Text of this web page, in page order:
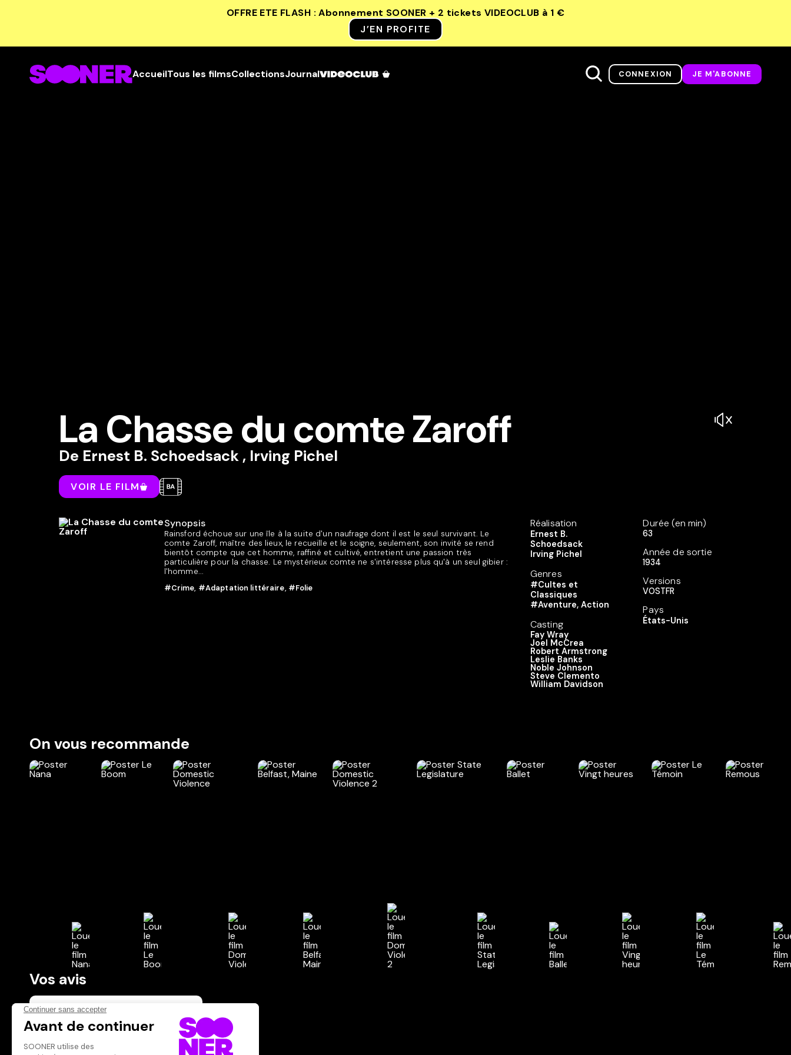
OFFRE ETE FLASH : Abonnement SOONER + 2 tickets VIDEOCLUB à 1 €
J’EN PROFITE
AccueilTous les filmsCollectionsJournal CONNEXION JE M'ABONNE
La Chasse du comte Zaroff
De Ernest B. Schoedsack , Irving Pichel
VOIR LE FILM
Synopsis
Rainsford échoue sur une île à la suite d'un naufrage dont il est le seul survivant. Le
comte Zaroff, maître des lieux, le recueille et le soigne, seulement, son invité se rend
bientôt compte que cet homme, raffiné et cultivé, entretient une passion très
particulière pour la chasse. Le mystérieux comte ne s'intéresse plus qu'à un seul gibier :
l'homme...
#Crime, #Adaptation littéraire, #Folie
Réalisation
Ernest B.
Schoedsack
Irving Pichel
Genres
#Cultes et
Classiques
#Aventure, Action
Casting
Fay Wray
Joel McCrea
Robert Armstrong
Leslie Banks
Noble Johnson
Steve Clemento
William Davidson
Durée (en min)
63
Année de sortie
1934
Versions
VOSTFR
Pays
États-Unis
On vous recommande
Vos avis
Donnez votre avis
Votre note
Votre commentaire
Il faut vous connecter pour